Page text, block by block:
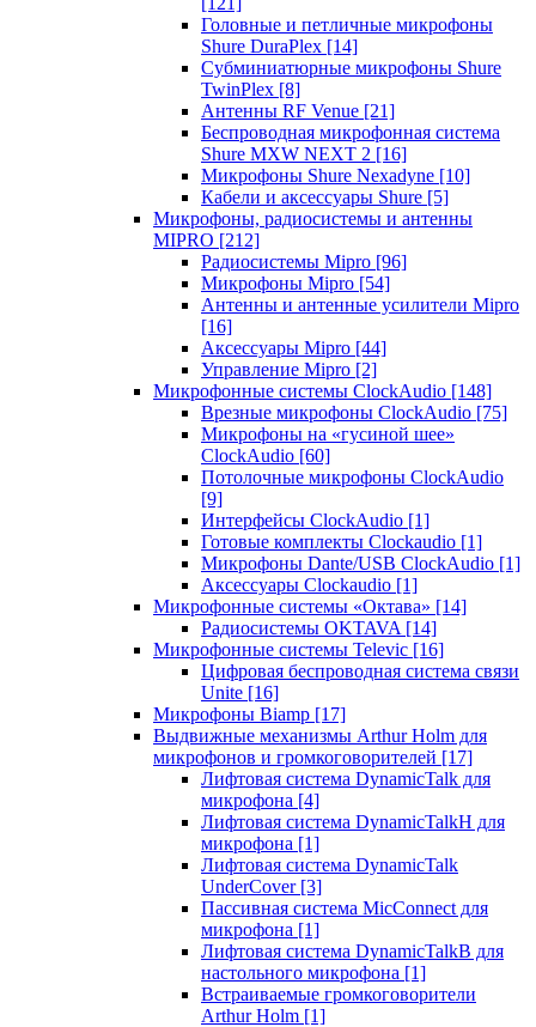
Головные и петличные микрофоны
Shure DuraPlex [14]
Субминиатюрные микрофоны Shure
TwinPlex [8]
Антенны RF Venue [21]
Беспроводная микрофонная система
Shure MXW NEXT 2 [16]
Микрофоны Shure Nexadyne [10]
Кабели и аксессуары Shure [5]
Микрофоны, радиосистемы и антенны
MIPRO [212]
Радиосистемы Mipro [96]
Микрофоны Mipro [54]
Антенны и антенные усилители Mipro
[16]
Аксессуары Mipro [44]
Управление Mipro [2]
Микрофонные системы ClockAudio [148]
Врезные микрофоны ClockAudio [75]
Микрофоны на «гусиной шее»
ClockAudio [60]
Потолочные микрофоны ClockAudio
[9]
Интерфейсы ClockAudio [1]
Готовые комплекты Clockaudio [1]
Микрофоны Dante/USB ClockAudio [1]
Аксессуары Clockaudio [1]
Микрофонные системы «Октава» [14]
Радиосистемы OKTAVA [14]
Микрофонные системы Televic [16]
Цифровая беспроводная система связи
Unite [16]
Микрофоны Biamp [17]
Выдвижные механизмы Arthur Holm для
микрофонов и громкоговорителей [17]
Лифтовая система DynamicTalk для
микрофона [4]
Лифтовая система DynamicTalkH для
микрофона [1]
Лифтовая система DynamicTalk
UnderCover [3]
Пассивная система MicConnect для
микрофона [1]
Лифтовая система DynamicTalkB для
настольного микрофона [1]
Встраиваемые громкоговорители
Arthur Holm [1]